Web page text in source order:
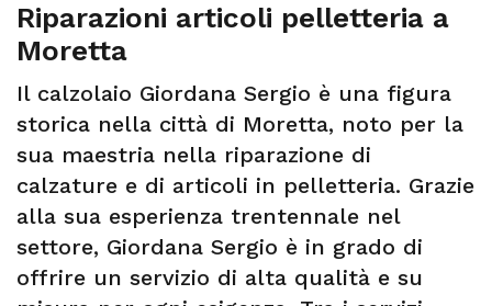
Riparazioni articoli pelletteria a
Moretta
Il calzolaio Giordana Sergio è una figura
storica nella città di Moretta, noto per la
sua maestria nella riparazione di
calzature e di articoli in pelletteria. Grazie
alla sua esperienza trentennale nel
settore, Giordana Sergio è in grado di
offrire un servizio di alta qualità e su